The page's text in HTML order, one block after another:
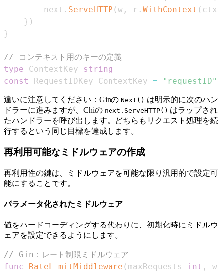
        next
. ServeHTTP (w , r . WithContext ( ctx
} )
}
// コンテキスト用のキーの定義
type ContextKey string
const
RequestIDKey ContextKey = "requestID"
違いに注意してください：Ginの Next() は明示的に次のハン
ドラーに進みますが、Chiの next.ServeHTTP() はラップされ
たハンドラーを呼び出します。どちらもリクエスト処理を続
行するという同じ目標を達成します。
再利用可能なミドルウェアの作成
再利用性の鍵は、ミドルウェアを可能な限り汎用的で設定可
能にすることです。
パラメータ化されたミドルウェア
値をハードコーディングする代わりに、初期化時にミドルウ
ェアを設定できるようにします。
// Gin：レート制限ミドルウェア
func
RateLimitMiddleware ( maxRequests int ,